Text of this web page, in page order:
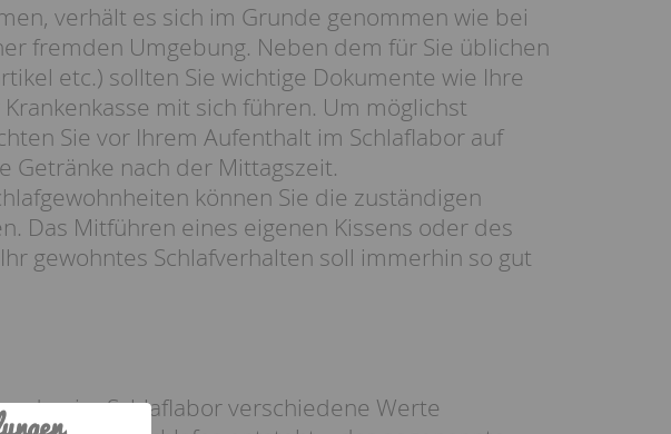
verhält es sich im Grunde genommen wie bei
fremden Umgebung. Neben dem für Sie üblichen
etc.) sollten Sie wichtige Dokumente wie Ihre
mit sich führen. Um möglichst
Sie vor Ihrem Aufenthalt im Schlaflabor auf
Getränke nach der Mittagszeit.
können Sie die zuständigen
Das Mitführen eines eigenen Kissens oder des
gewohntes Schlafverhalten soll immerhin so gut
im Schlaflabor verschiedene Werte